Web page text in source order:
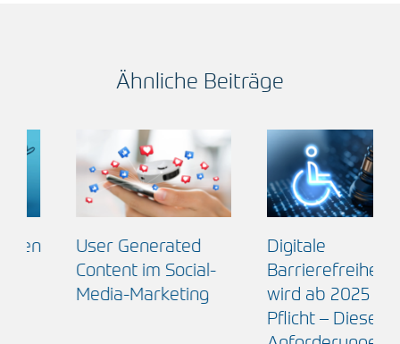
Ähnliche Beiträge
Digitale
Barrierefreiheit
wird ab 2025 zur
Die neue EU-
(GPSR) – Das
müssen Online-